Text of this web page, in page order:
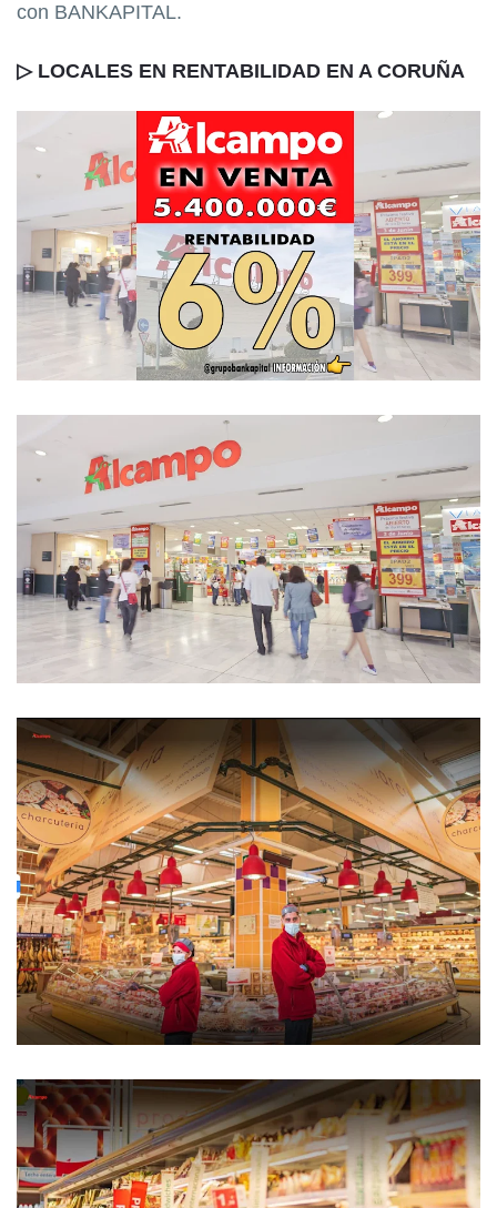
con BANKAPITAL.
▷ LOCALES EN RENTABILIDAD EN A CORUÑA